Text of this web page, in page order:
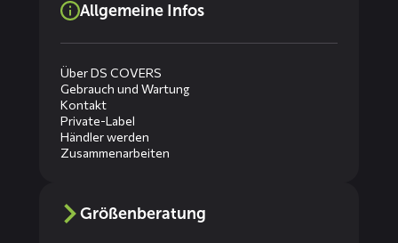
Allgemeine Infos
Über DS COVERS
Gebrauch und Wartung
Kontakt
Private-Label
Händler werden
Zusammenarbeiten
Größenberatung